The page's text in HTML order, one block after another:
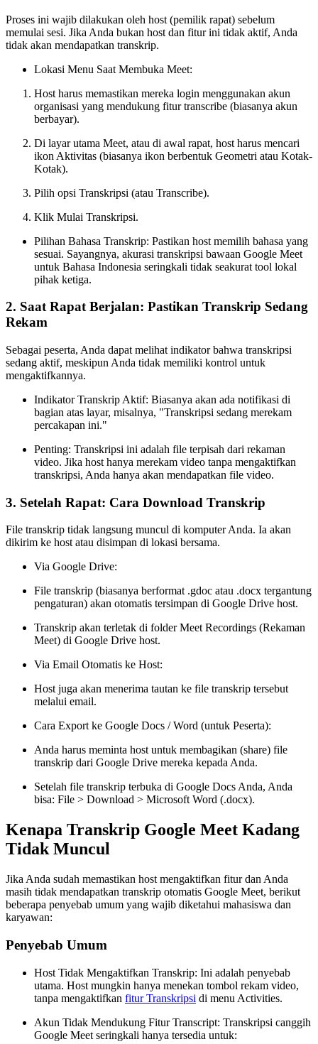
Proses ini wajib dilakukan oleh host (pemilik rapat) sebelum
memulai sesi. Jika Anda bukan host dan fitur ini tidak aktif, Anda
tidak akan mendapatkan transkrip.
Lokasi Menu Saat Membuka Meet:
Host harus memastikan mereka login menggunakan akun
organisasi yang mendukung fitur transcribe (biasanya akun
berbayar).
Di layar utama Meet, atau di awal rapat, host harus mencari
ikon Aktivitas (biasanya ikon berbentuk Geometri atau Kotak-
Kotak).
Pilih opsi Transkripsi (atau Transcribe).
Klik Mulai Transkripsi.
Pilihan Bahasa Transkrip: Pastikan host memilih bahasa yang
sesuai. Sayangnya, akurasi transkripsi bawaan Google Meet
untuk Bahasa Indonesia seringkali tidak seakurat tool lokal
pihak ketiga.
2. Saat Rapat Berjalan: Pastikan Transkrip Sedang
Rekam
Sebagai peserta, Anda dapat melihat indikator bahwa transkripsi
sedang aktif, meskipun Anda tidak memiliki kontrol untuk
mengaktifkannya.
Indikator Transkrip Aktif: Biasanya akan ada notifikasi di
bagian atas layar, misalnya, "Transkripsi sedang merekam
percakapan ini."
Penting: Transkripsi ini adalah file terpisah dari rekaman
video. Jika host hanya merekam video tanpa mengaktifkan
transkripsi, Anda hanya akan mendapatkan file video.
3. Setelah Rapat: Cara Download Transkrip
File transkrip tidak langsung muncul di komputer Anda. Ia akan
dikirim ke host atau disimpan di lokasi bersama.
Via Google Drive:
File transkrip (biasanya berformat .gdoc atau .docx tergantung
pengaturan) akan otomatis tersimpan di Google Drive host.
Transkrip akan terletak di folder Meet Recordings (Rekaman
Meet) di Google Drive host.
Via Email Otomatis ke Host:
Host juga akan menerima tautan ke file transkrip tersebut
melalui email.
Cara Export ke Google Docs / Word (untuk Peserta):
Anda harus meminta host untuk membagikan (share) file
transkrip dari Google Drive mereka kepada Anda.
Setelah file transkrip terbuka di Google Docs Anda, Anda
bisa: File > Download > Microsoft Word (.docx).
Kenapa Transkrip Google Meet Kadang
Tidak Muncul
Jika Anda sudah memastikan host mengaktifkan fitur dan Anda
masih tidak mendapatkan transkrip otomatis Google Meet, berikut
beberapa penyebab umum yang wajib diketahui mahasiswa dan
karyawan:
Penyebab Umum
Host Tidak Mengaktifkan Transkrip: Ini adalah penyebab
utama. Host mungkin hanya menekan tombol rekam video,
tanpa mengaktifkan fitur Transkripsi di menu Activities.
Akun Tidak Mendukung Fitur Transcript: Transkripsi canggih
Google Meet seringkali hanya tersedia untuk: